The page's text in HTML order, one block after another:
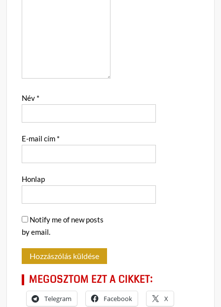
Név *
E-mail cím *
Honlap
Notify me of new posts
by email.
MEGOSZTOM EZT A CIKKET:
Telegram Facebook X